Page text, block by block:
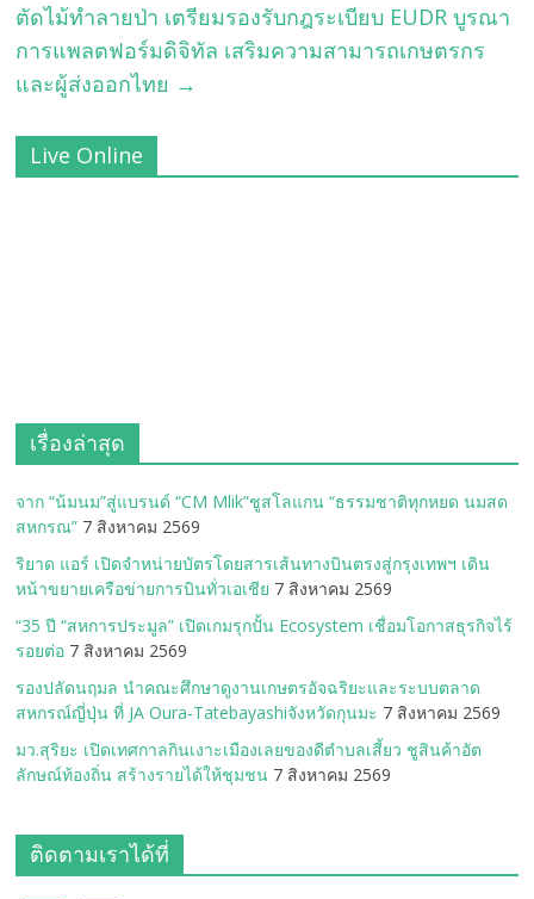
ตัดไม้ทำลายป่า เตรียมรองรับกฎระเบียบ EUDR บูรณา
การแพลตฟอร์มดิจิทัล เสริมความสามารถเกษตรกร
และผู้ส่งออกไทย →
Live Online
เรื่องล่าสุด
จาก “น้มนม”สู่แบรนด์ “CM Mlik”ชูสโลแกน “ธรรมชาติทุกหยด นมสด
สหกรณ” 7 สิงหาคม 2569
ริยาด แอร์ เปิดจำหน่ายบัตรโดยสารเส้นทางบินตรงสู่กรุงเทพฯ เดิน
หน้าขยายเครือข่ายการบินทั่วเอเชีย 7 สิงหาคม 2569
“35 ปี “สหการประมูล” เปิดเกมรุกปั้น Ecosystem เชื่อมโอกาสธุรกิจไร้
รอยต่อ 7 สิงหาคม 2569
รองปลัดนฤมล นำคณะศึกษาดูงานเกษตรอัจฉริยะและระบบตลาด
สหกรณ์ญี่ปุ่น ที่ JA Oura-Tatebayashiจังหวัดกุนมะ 7 สิงหาคม 2569
มว.สุริยะ เปิดเทศกาลกินเงาะเมืองเลยของดีตำบลเสี้ยว ชูสินค้าอัต
ลักษณ์ท้องถิ่น สร้างรายได้ให้ชุมชน 7 สิงหาคม 2569
ติดตามเราได้ที่